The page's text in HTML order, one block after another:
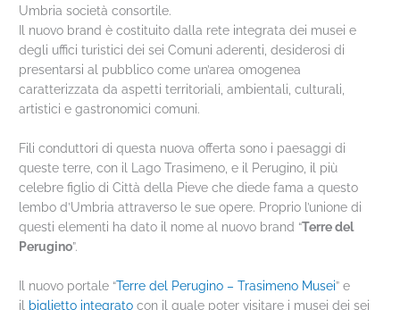
Umbria società consortile.
Il nuovo brand è costituito dalla rete integrata dei musei e
degli uffici turistici dei sei Comuni aderenti, desiderosi di
presentarsi al pubblico come un’area omogenea
caratterizzata da aspetti territoriali, ambientali, culturali,
artistici e gastronomici comuni.
Fili conduttori di questa nuova offerta sono i paesaggi di
queste terre, con il Lago Trasimeno, e il Perugino, il più
celebre figlio di Città della Pieve che diede fama a questo
lembo d’Umbria attraverso le sue opere. Proprio l’unione di
questi elementi ha dato il nome al nuovo brand “Terre del
Perugino”.
Il nuovo portale “Terre del Perugino – Trasimeno Musei” e
il
biglietto integrato con il quale poter visitare i musei dei sei